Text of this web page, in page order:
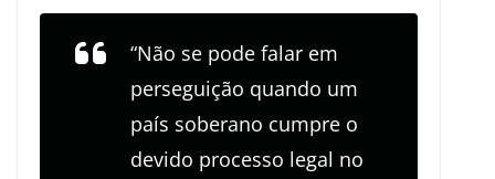
“Não se pode falar em
perseguição quando um
país soberano cumpre o
devido processo legal no